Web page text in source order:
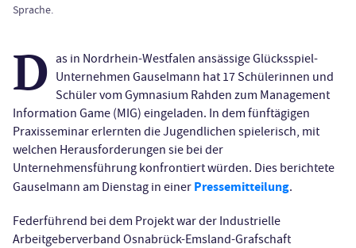
Sprache.
D as in Nordrhein-Westfalen ansässige Glücksspiel-
Unternehmen Gauselmann hat 17 Schülerinnen und
Schüler vom Gymnasium Rahden zum Management
Information Game (MIG) eingeladen. In dem fünftägigen
Praxisseminar erlernten die Jugendlichen spielerisch, mit
welchen Herausforderungen sie bei der
Unternehmensführung konfrontiert würden. Dies berichtete
Gauselmann am Dienstag in einer Pressemitteilung.
Federführend bei dem Projekt war der Industrielle
Arbeitgeberverband Osnabrück-Emsland-Grafschaft